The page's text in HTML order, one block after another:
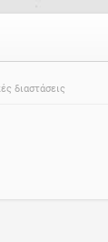
διαστάσεις